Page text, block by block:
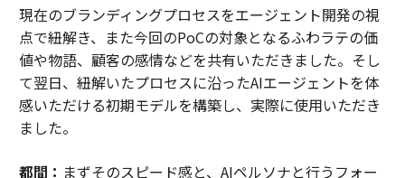
現在のブランディングプロセスをエージェント開発の視
点で紐解き、また今回のPoCの対象となるふわラテの価
値や物語、顧客の感情などを共有いただきました。そし
て翌日、紐解いたプロセスに沿ったAIエージェントを体
感いただける初期モデルを構築し、実際に使用いただき
ました。
都間： まずそのスピード感と、AIペルソナと行うフォー